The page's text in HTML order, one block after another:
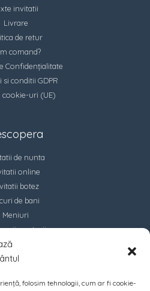
folosim tehnologii, cum ar fi cookie-
invitatii
Livrare
de retur
comand?
Confidențialitate
si conditii GDPR
cookie-uri (UE)
de nunta
online
botez
de bani
Meniuri
marturii
Contact